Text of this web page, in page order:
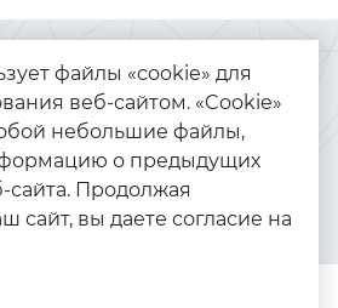
Каталог
Браслеты
Золото
Серебро
файлы «cookie» для
веб-сайтом. «Cookie»
небольшие файлы,
о предыдущих
Продолжая
сайт, вы даете согласие на